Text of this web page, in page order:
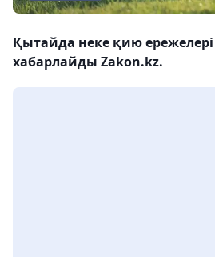
Қытайда неке қию ережелері
хабарлайды Zakon.kz.